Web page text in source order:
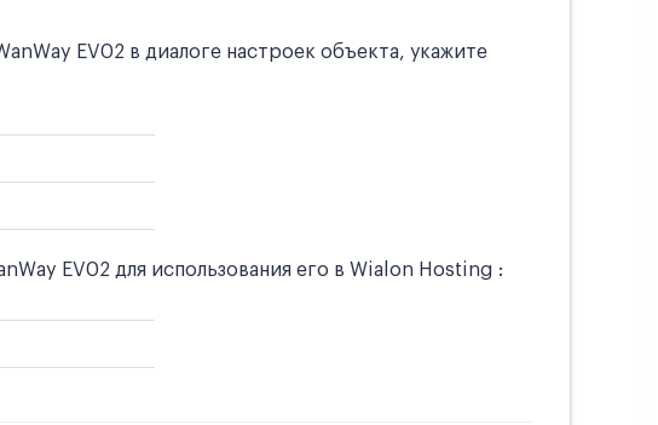
EV02 в диалоге настроек объекта, укажите
EV02 для использования его в Wialon Hosting :